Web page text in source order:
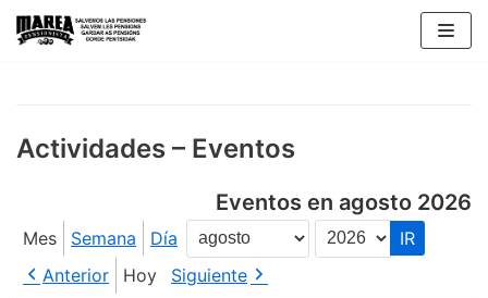
Saltar
Actividades – Eventos
Eventos en agosto 2026
Mes Semana Día
Mes
Año
Anterior
Hoy Siguiente